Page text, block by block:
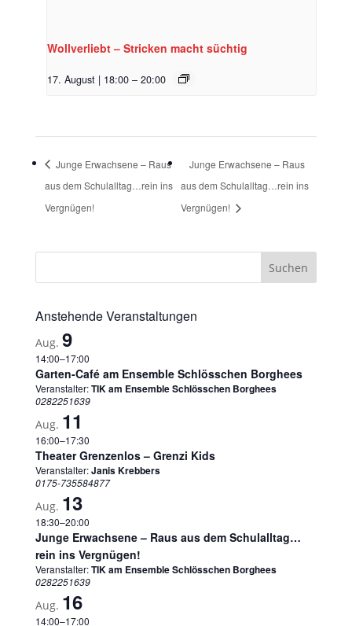
Wollverliebt – Stricken macht süchtig
17. August | 18:00 – 20:00
Junge Erwachsene – Raus
aus dem Schulalltag…rein ins
Vergnügen!
Junge Erwachsene – Raus
aus dem Schulalltag…rein ins
Vergnügen!
Anstehende Veranstaltungen
Aug. 9
14:00–17:00
Garten-Café am Ensemble Schlösschen Borghees
Veranstalter:TIK am Ensemble Schlösschen Borghees
0282251639
Aug. 11
16:00–17:30
Theater Grenzenlos – Grenzi Kids
Veranstalter:Janis Krebbers
0175-735584877
Aug. 13
18:30–20:00
Junge Erwachsene – Raus aus dem Schulalltag…
rein ins Vergnügen!
Veranstalter:TIK am Ensemble Schlösschen Borghees
0282251639
Aug. 16
14:00–17:00